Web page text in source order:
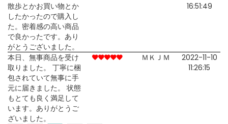
散歩とかお買い物とか
したかったので購入し
た。密着感の高い商品
で良かったです。あり
がとうございました。
16:51:49
本日、無事商品を受け
取りました。 丁寧に梱
包されていて無事に手
元に届きました。 状態
もとても良く満足して
います。ありがとうご
ざいました。
ＭＫＪＭ
2022-11-10
11:26:15